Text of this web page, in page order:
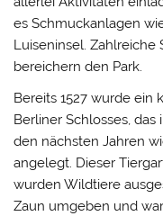
es Schmuckanlagen
Luiseninsel.
bereichern den Park.
Bereits 1527 wurde ein
Berliner Schlosses,
den nächsten Jahren
angelegt. Dieser
wurden Wildtiere
Zaun umgeben und